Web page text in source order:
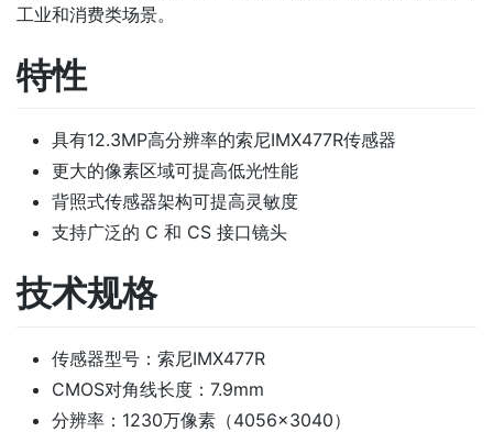
工业和消费类场景。
特性
具有12.3MP高分辨率的索尼IMX477R传感器
更大的像素区域可提高低光性能
背照式传感器架构可提高灵敏度
支持广泛的 C 和 CS 接口镜头
技术规格
传感器型号：索尼IMX477R
CMOS对角线长度：7.9mm
分辨率：1230万像素（4056×3040）